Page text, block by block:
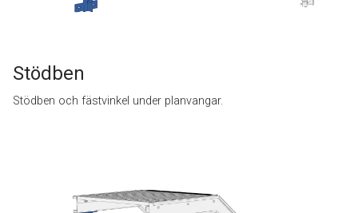
Stödben
Stödben och fästvinkel under planvangar.